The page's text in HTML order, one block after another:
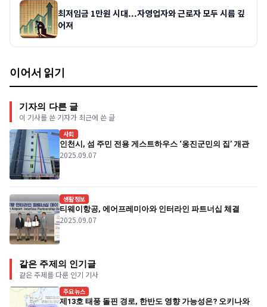
최저임금 1만원 시대...자영업자와 근로자 모두 시름 깊
어져
이어서 읽기
기자의 다른 글
이 기사를 쓴 기자가 최근에 쓴 글
사회
인천시, 섬 주민 전용 게스트하우스 ‘옹진군민의 집’ 개관
2025.09.07
생활정보
티웨이항공, 에어프레미아와 인터라인 파트너십 체결
2025.09.07
같은 주제의 인기글
같은 주제를 다룬 인기 기사
주요뉴스
제13호 태풍 돌핀 경로, 한반도 영향 가능성은? 오키나와